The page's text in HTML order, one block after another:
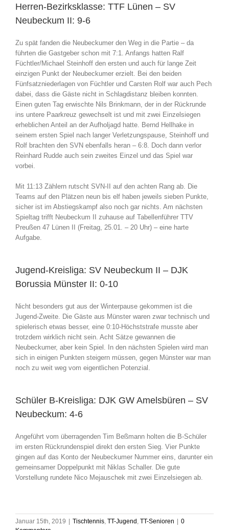
Herren-Bezirksklasse: TTF Lünen – SV
Neubeckum II: 9-6
Zu spät fanden die Neubeckumer den Weg in die Partie – da
führten die Gastgeber schon mit 7:1. Anfangs hatten Ralf
Füchtler/Michael Steinhoff den ersten und auch für lange Zeit
einzigen Punkt der Neubeckumer erzielt. Bei den beiden
Fünfsatzniederlagen von Füchtler und Carsten Rolf war auch Pech
dabei, dass die Gäste nicht in Schlagdistanz bleiben konnten.
Einen guten Tag erwischte Nils Brinkmann, der in der Rückrunde
ins untere Paarkreuz gewechselt ist und mit zwei Einzelsiegen
erheblichen Anteil an der Aufholjagd hatte. Bernd Hellhake in
seinem ersten Spiel nach langer Verletzungspause, Steinhoff und
Rolf brachten den SVN ebenfalls heran – 6:8. Doch dann verlor
Reinhard Rudde auch sein zweites Einzel und das Spiel war
vorbei.
Mit 11:13 Zählern rutscht SVN-II auf den achten Rang ab. Die
Teams auf den Plätzen neun bis elf haben jeweils sieben Punkte,
sicher ist im Abstiegskampf also noch gar nichts. Am nächsten
Spieltag trifft Neubeckum II zuhause auf Tabellenführer TTV
Preußen 47 Lünen II (Freitag, 25.01. – 20 Uhr) – eine harte
Aufgabe.
Jugend-Kreisliga: SV Neubeckum II – DJK
Borussia Münster II: 0-10
Nicht besonders gut aus der Winterpause gekommen ist die
Jugend-Zweite. Die Gäste aus Münster waren zwar technisch und
spielerisch etwas besser, eine 0:10-Höchststrafe musste aber
trotzdem wirklich nicht sein. Acht Sätze gewannen die
Neubeckumer, aber kein Spiel. In den nächsten Spielen wird man
sich in einigen Punkten steigern müssen, gegen Münster war man
noch zu weit weg vom eigentlichen Potenzial.
Schüler B-Kreisliga: DJK GW Amelsbüren – SV
Neubeckum: 4-6
Angeführt vom überragenden Tim Beßmann holten die B-Schüler
im ersten Rückrundenspiel direkt den ersten Sieg. Vier Punkte
gingen auf das Konto der Neubeckumer Nummer eins, darunter ein
gemeinsamer Doppelpunkt mit Niklas Schaller. Die gute
Vorstellung rundete Nico Mejauschek mit zwei Einzelsiegen ab.
Januar 15th, 2019 Tischtennis, TT-Jugend , TT-Senioren
0